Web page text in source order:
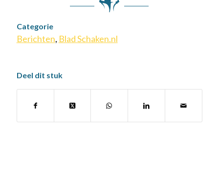
Categorie
Berichten, Blad Schaken.nl
Deel dit stuk